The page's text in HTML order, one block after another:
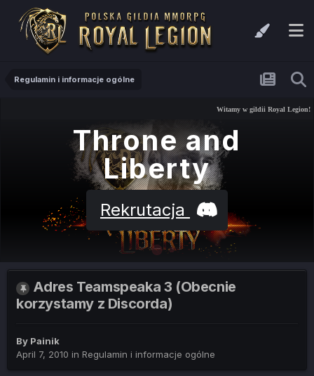
Regulamin i informacje ogólne
Witamy w gildii Royal Legion!
Throne and
Liberty
Rekrutacja
Adres Teamspeaka 3 (Obecnie
korzystamy z Discorda)
By Painik
April 7, 2010 in Regulamin i informacje ogólne